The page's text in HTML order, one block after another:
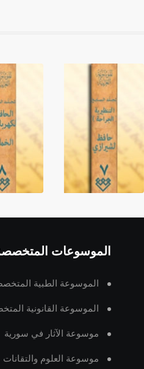
حيث
الموسوعات
الموسوعة الطبية
الموسوعة القانونية
موسوعة الآثار في سورية
موسوعة العلوم والتقانات